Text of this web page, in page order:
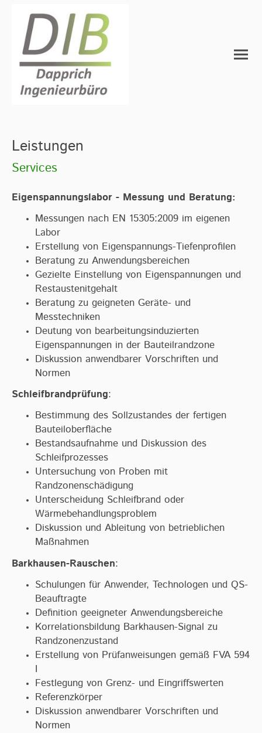
Leistungen
Services
Eigenspannungslabor - Messung und Beratung:
Messungen nach EN 15305:2009 im eigenen
Labor
Erstellung von Eigenspannungs-Tiefenprofilen
Beratung zu Anwendungsbereichen
Gezielte Einstellung von Eigenspannungen und
Restaustenitgehalt
Beratung zu geigneten Geräte- und
Messtechniken
Deutung von bearbeitungsinduzierten
Eigenspannungen in der Bauteilrandzone
Diskussion anwendbarer Vorschriften und
Normen
Schleifbrandprüfung:
Bestimmung des Sollzustandes der fertigen
Bauteiloberfläche
Bestandsaufnahme und Diskussion des
Schleifprozesses
Untersuchung von Proben mit
Randzonenschädigung
Unterscheidung Schleifbrand oder
Wärmebehandlungsproblem
Diskussion und Ableitung von betrieblichen
Maßnahmen
Barkhausen-Rauschen:
Schulungen für Anwender, Technologen und QS-
Beauftragte
Definition geeigneter Anwendungsbereiche
Korrelationsbildung Barkhausen-Signal zu
Randzonenzustand
Erstellung von Prüfanweisungen gemäß FVA 594
I
Festlegung von Grenz- und Eingriffswerten
Referenzkörper
Diskussion anwendbarer Vorschriften und
Normen